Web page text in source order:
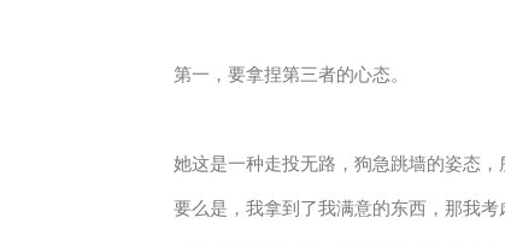
第一，要拿捏第三者的心态。
她这是一种走投无路，狗急跳墙的姿态
要么是，我拿到了我满意的东西，那我